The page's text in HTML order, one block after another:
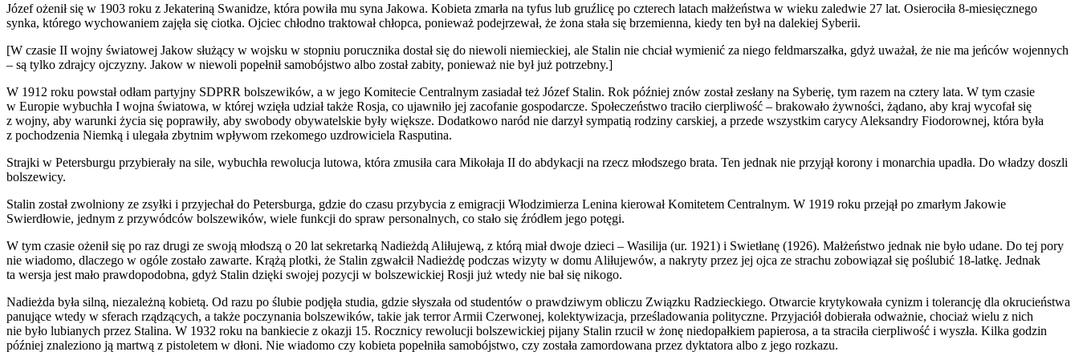
Józef ożenił się w 1903 roku z Jekateriną Swanidze, która powiła mu syna Jakowa. Kobieta zmarła na tyfus lub gruźlicę po czterech latach małżeństwa w wieku zaledwie 27 lat. Osierociła 8-miesięcznego
synka, którego wychowaniem zajęła się ciotka. Ojciec chłodno traktował chłopca, ponieważ podejrzewał, że żona stała się brzemienna, kiedy ten był na dalekiej Syberii.
[W czasie II wojny światowej Jakow służący w wojsku w stopniu porucznika dostał się do niewoli niemieckiej, ale Stalin nie chciał wymienić za niego feldmarszałka, gdyż uważał, że nie ma jeńców wojennych
– są tylko zdrajcy ojczyzny. Jakow w niewoli popełnił samobójstwo albo został zabity, ponieważ nie był już potrzebny.]
W 1912 roku powstał odłam partyjny SDPRR bolszewików, a w jego Komitecie Centralnym zasiadał też Józef Stalin. Rok później znów został zesłany na Syberię, tym razem na cztery lata. W tym czasie
w Europie wybuchła I wojna światowa, w której wzięła udział także Rosja, co ujawniło jej zacofanie gospodarcze. Społeczeństwo traciło cierpliwość – brakowało żywności, żądano, aby kraj wycofał się
z wojny, aby warunki życia się poprawiły, aby swobody obywatelskie były większe. Dodatkowo naród nie darzył sympatią rodziny carskiej, a przede wszystkim carycy Aleksandry Fiodorownej, która była
z pochodzenia Niemką i ulegała zbytnim wpływom rzekomego uzdrowiciela Rasputina.
Strajki w Petersburgu przybierały na sile, wybuchła rewolucja lutowa, która zmusiła cara Mikołaja II do abdykacji na rzecz młodszego brata. Ten jednak nie przyjął korony i monarchia upadła. Do władzy doszli
bolszewicy.
Stalin został zwolniony ze zsyłki i przyjechał do Petersburga, gdzie do czasu przybycia z emigracji Włodzimierza Lenina kierował Komitetem Centralnym. W 1919 roku przejął po zmarłym Jakowie
Swierdłowie, jednym z przywódców bolszewików, wiele funkcji do spraw personalnych, co stało się źródłem jego potęgi.
W tym czasie ożenił się po raz drugi ze swoją młodszą o 20 lat sekretarką Nadieżdą Aliłujewą, z którą miał dwoje dzieci – Wasilija (ur. 1921) i Swietłanę (1926). Małżeństwo jednak nie było udane. Do tej pory
nie wiadomo, dlaczego w ogóle zostało zawarte. Krążą plotki, że Stalin zgwałcił Nadieżdę podczas wizyty w domu Aliłujewów, a nakryty przez jej ojca ze strachu zobowiązał się poślubić 18-latkę. Jednak
ta wersja jest mało prawdopodobna, gdyż Stalin dzięki swojej pozycji w bolszewickiej Rosji już wtedy nie bał się nikogo.
Nadieżda była silną, niezależną kobietą. Od razu po ślubie podjęła studia, gdzie słyszała od studentów o prawdziwym obliczu Związku Radzieckiego. Otwarcie krytykowała cynizm i tolerancję dla okrucieństwa
panujące wtedy w sferach rządzących, a także poczynania bolszewików, takie jak terror Armii Czerwonej, kolektywizacja, prześladowania polityczne. Przyjaciół dobierała odważnie, chociaż wielu z nich
nie było lubianych przez Stalina. W 1932 roku na bankiecie z okazji 15. Rocznicy rewolucji bolszewickiej pijany Stalin rzucił w żonę niedopałkiem papierosa, a ta straciła cierpliwość i wyszła. Kilka godzin
później znaleziono ją martwą z pistoletem w dłoni. Nie wiadomo czy kobieta popełniła samobójstwo, czy została zamordowana przez dyktatora albo z jego rozkazu.